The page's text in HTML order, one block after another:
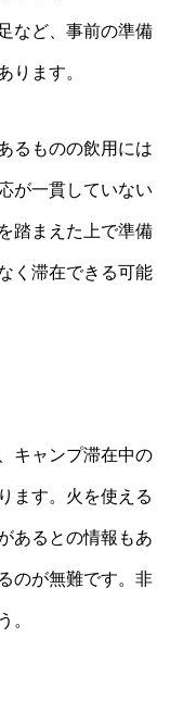
など、事前の準備
ります。
るものの飲用には
が一貫していない
踏まえた上で準備
く滞在できる可能
キャンプ滞在中の
ます。火を使える
あるとの情報もあ
のが無難です。非
。